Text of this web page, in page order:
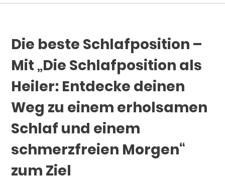
Die beste Schlafposition –
Mit „Die Schlafposition als
Heiler: Entdecke deinen
Weg zu einem erholsamen
Schlaf und einem
schmerzfreien Morgen“
zum Ziel